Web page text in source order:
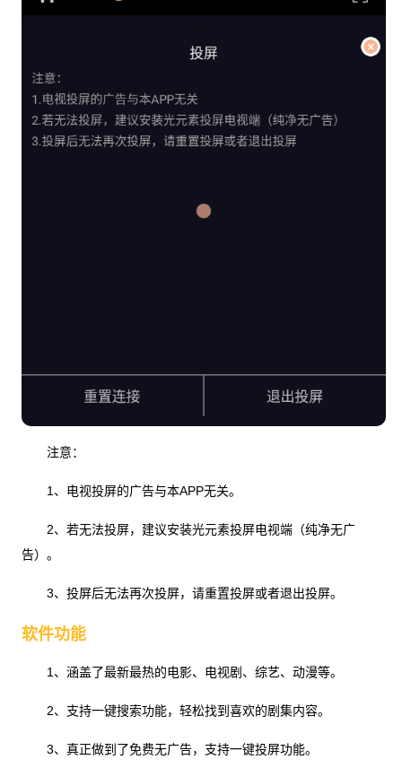
注意：
1、电视投屏的广告与本APP无关。
2、若无法投屏，建议安装光元素投屏电视端（纯净无广
告）。
3、投屏后无法再次投屏，请重置投屏或者退出投屏。
软件功能
1、涵盖了最新最热的电影、电视剧、综艺、动漫等。
2、支持一键搜索功能，轻松找到喜欢的剧集内容。
3、真正做到了免费无广告，支持一键投屏功能。